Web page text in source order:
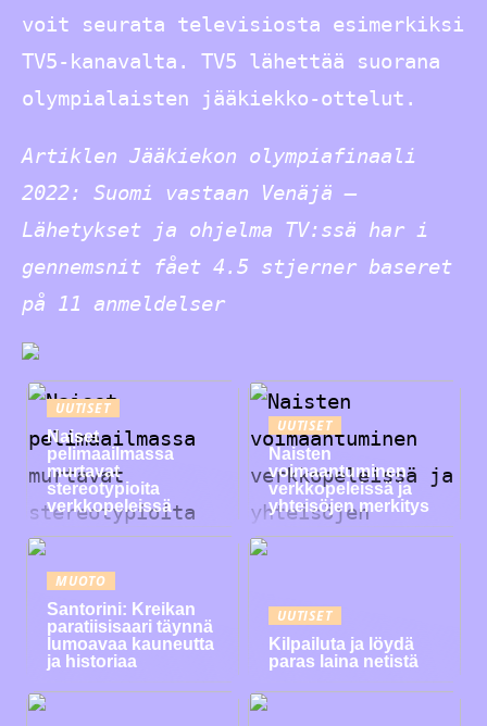
voit seurata televisiosta esimerkiksi
TV5-kanavalta. TV5 lähettää suorana
olympialaisten jääkiekko-ottelut.
Artiklen Jääkiekon olympiafinaali
2022: Suomi vastaan Venäjä –
Lähetykset ja ohjelma TV:ssä har i
gennemsnit fået 4.5 stjerner baseret
på 11 anmeldelser
UUTISET
Naiset
pelimaailmassa
murtavat
stereotypioita
verkkopeleissä
UUTISET
Naisten
voimaantuminen
verkkopeleissä ja
yhteisöjen merkitys
MUOTO
Santorini: Kreikan
paratiisisaari täynnä
lumoavaa kauneutta
ja historiaa
UUTISET
Kilpailuta ja löydä
paras laina netistä